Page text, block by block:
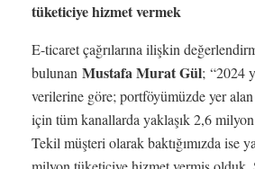
tüketiciye hizmet vermek
E-ticaret çağrılarına ilişkin
bulunan Mustafa Murat Gül; “2024
verilerine göre; portföyümüzde yer
için tüm kanallarda yaklaşık 2,6 milyon
Tekil müşteri olarak baktığımızda ise